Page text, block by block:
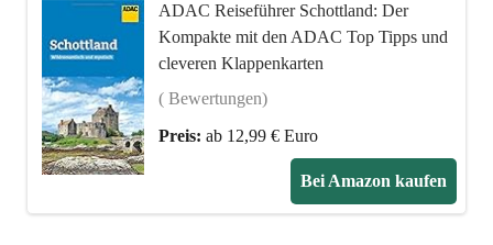
ADAC Reiseführer Schottland: Der
Kompakte mit den ADAC Top Tipps und
cleveren Klappenkarten
( Bewertungen)
Preis: ab 12,99 € Euro
Bei Amazon kaufen